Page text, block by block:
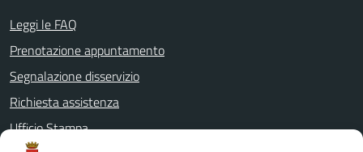
Leggi le FAQ
Prenotazione appuntamento
Segnalazione disservizio
Richiesta assistenza
Ufficio Stampa